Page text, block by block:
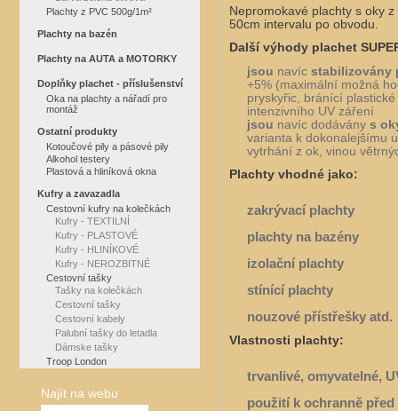
Nepromokavé plachty s oky
50cm intervalu po obvodu.
Další výhody plachet
jsou navíc stabilizovány
+5% (maximální možná
pryskyřic, bránící
intenzivního UV záření
jsou navíc dodávány s
varianta k dokonalejšímu
vytrhání z ok, vinou
Plachty vhodné jako:
zakrývací plachty
plachty na bazény
izolační plachty
stínící plachty
nouzové přístřešky atd.
Vlastnosti plachty:
trvanlivé, omyvatelné,
použití k ochranně
Plachty z PVC 500g/1m²
Plachty na bazén
Plachty na AUTA a MOTORKY
Doplňky plachet - příslušenství
Oka na plachty a nářadí pro
montáž
Ostatní produkty
Kotoučové pily a pásové pily
Alkohol testery
Plastová a hliníková okna
Kufry a zavazadla
Cestovní kufry na kolečkách
Kufry - TEXTILNÍ
Kufry - PLASTOVÉ
Kufry - HLINÍKOVÉ
Kufry - NEROZBITNÉ
Cestovní tašky
Tašky na kolečkách
Cestovní tašky
Cestovní kabely
Palubní tašky do letadla
Dámske tašky
Troop London
Najít na webu